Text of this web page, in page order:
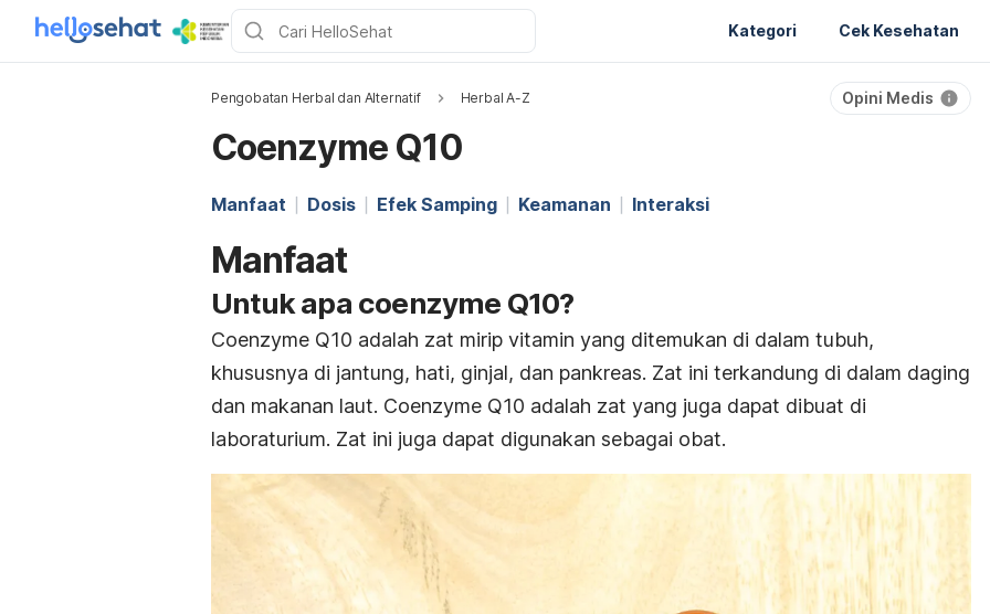
Kategori Cek Kesehatan
Pengobatan Herbal dan Alternatif Herbal A-Z Opini Medis
Coenzyme Q10
Manfaat Dosis Efek Samping Keamanan Interaksi
Manfaat
Untuk apa coenzyme Q10?
Coenzyme Q10 adalah zat mirip vitamin yang ditemukan di dalam tubuh,
khususnya di jantung, hati, ginjal, dan pankreas. Zat ini terkandung di dalam daging
dan makanan laut. Coenzyme Q10 adalah zat yang juga dapat dibuat di
laboraturium. Zat ini juga dapat digunakan sebagai obat.